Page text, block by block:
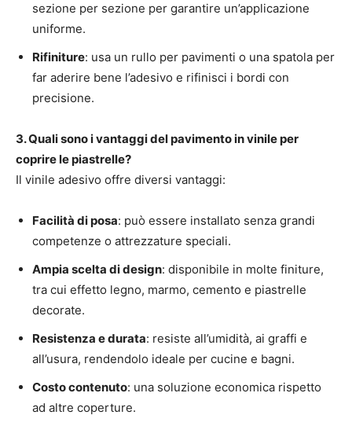
sezione per sezione per garantire un’applicazione
uniforme.
Rifiniture: usa un rullo per pavimenti o una spatola per
far aderire bene l’adesivo e rifinisci i bordi con
precisione.
3. Quali sono i vantaggi del pavimento in vinile per
coprire le piastrelle?
Il vinile adesivo offre diversi vantaggi:
Facilità di posa: può essere installato senza grandi
competenze o attrezzature speciali.
Ampia scelta di design: disponibile in molte finiture,
tra cui effetto legno, marmo, cemento e piastrelle
decorate.
Resistenza e durata: resiste all’umidità, ai graffi e
all’usura, rendendolo ideale per cucine e bagni.
Costo contenuto: una soluzione economica rispetto
ad altre coperture.